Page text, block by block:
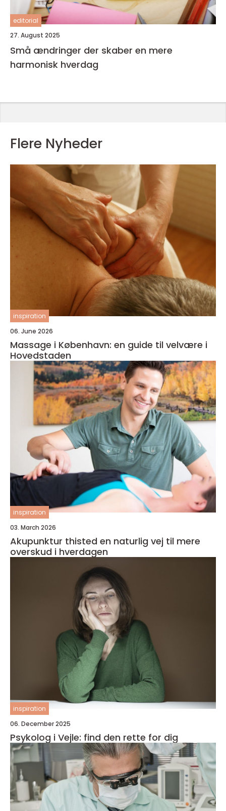
editorial
27. August 2025
Små ændringer der skaber en mere
harmonisk hverdag
Flere Nyheder
inspiration
06. June 2026
Massage i København: en guide til velvære i
Hovedstaden
inspiration
03. March 2026
Akupunktur thisted en naturlig vej til mere
overskud i hverdagen
inspiration
06. December 2025
Psykolog i Vejle: find den rette for dig